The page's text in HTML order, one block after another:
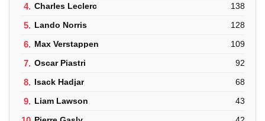
4. Charles Leclerc 138
5. Lando Norris 128
6. Max Verstappen 109
7. Oscar Piastri 92
8. Isack Hadjar 68
9. Liam Lawson 43